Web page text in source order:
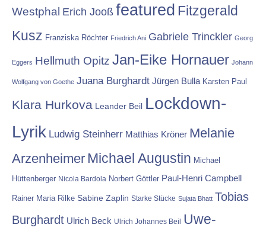
Westphal Erich Jooß featured Fitzgerald
Kusz Franziska Röchter Friedrich Ani Gabriele Trinckler Georg
Eggers Hellmuth Opitz Jan-Eike Hornauer Johann
Wolfgang von Goethe Juana Burghardt Jürgen Bulla Karsten Paul
Klara Hurkova Leander Beil Lockdown-
Lyrik Ludwig Steinherr Matthias Kröner Melanie
Arzenheimer Michael Augustin Michael
Hüttenberger Nicola Bardola Norbert Göttler Paul-Henri Campbell
Rainer Maria Rilke Sabine Zaplin Starke Stücke Sujata Bhatt Tobias
Burghardt Ulrich Beck Ulrich Johannes Beil Uwe-